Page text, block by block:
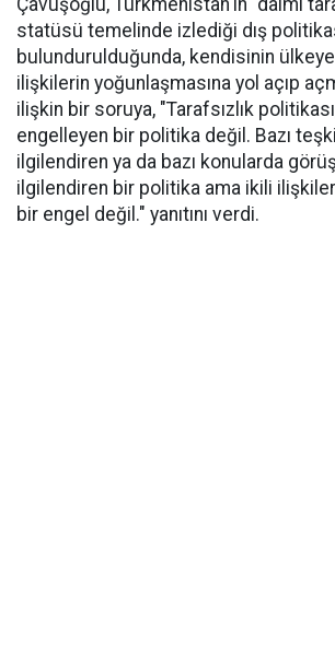
Çavuşoğlu, Türkmenistan'ın "daimi
statüsü temelinde izlediği dış
bulundurulduğunda, kendisinin ülkeye
ilişkilerin yoğunlaşmasına yol açıp
ilişkin bir soruya, "Tarafsızlık
engelleyen bir politika değil. Bazı
ilgilendiren ya da bazı konularda
ilgilendiren bir politika ama ikili
bir engel değil." yanıtını verdi.